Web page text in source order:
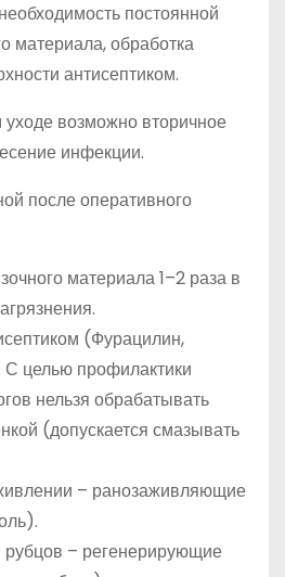
постоянной
материала, обработка
антисептиком.
возможно вторичное
инфекции.
после оперативного
материала 1–2 раза в
(Фурацилин,
С целью профилактики
нельзя обрабатывать
(допускается смазывать
– ранозаживляющие
– регенерирующие